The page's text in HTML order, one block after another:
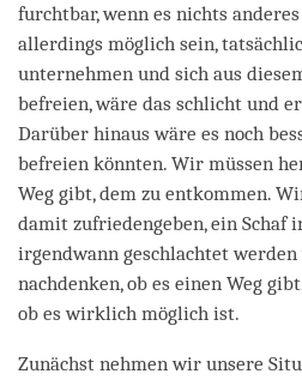
furchtbar, wenn es nichts anderes
allerdings möglich sein,
unternehmen und sich aus
befreien, wäre das schlicht und
Darüber hinaus wäre es noch
befreien könnten. Wir müssen
Weg gibt, dem zu entkommen.
damit zufriedengeben, ein Schaf
irgendwann geschlachtet
nachdenken, ob es einen Weg
ob es wirklich möglich ist.
Zunächst nehmen wir unsere